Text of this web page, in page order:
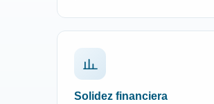
Solidez financiera